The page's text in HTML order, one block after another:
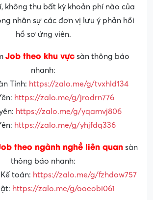
không thu bất kỳ khoản phí nào của
nhân sự các đơn vị lưu ý phản hồi
hồ sơ ứng viên.
Job theo khu vựcsàn thông báo
nhanh:
Tỉnh: https://zalo.me/g/tvxhld134
https://zalo.me/g/jrodrn776
https://zalo.me/g/yqamvj806
https://zalo.me/g/yhjfdq336
theo ngành nghề liên quan sàn
thông báo nhanh:
toán: https://zalo.me/g/fzhdow757
https://zalo.me/g/ooeobi061